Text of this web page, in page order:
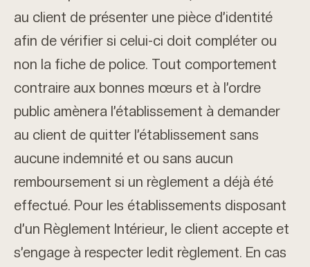
au client de présenter une pièce d’identité
afin de vérifier si celui-ci doit compléter ou
non la fiche de police. Tout comportement
contraire aux bonnes mœurs et à l’ordre
public amènera l’établissement à demander
au client de quitter l’établissement sans
aucune indemnité et ou sans aucun
remboursement si un règlement a déjà été
effectué. Pour les établissements disposant
d’un Règlement Intérieur, le client accepte et
s’engage à respecter ledit règlement. En cas